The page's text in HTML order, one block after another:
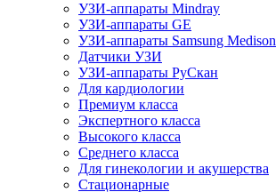
УЗИ-аппараты Mindray
УЗИ-аппараты GE
УЗИ-аппараты Samsung Medison
Датчики УЗИ
УЗИ-аппараты РуСкан
Для кардиологии
Премиум класса
Экспертного класса
Высокого класса
Среднего класса
Для гинекологии и акушерства
Стационарные